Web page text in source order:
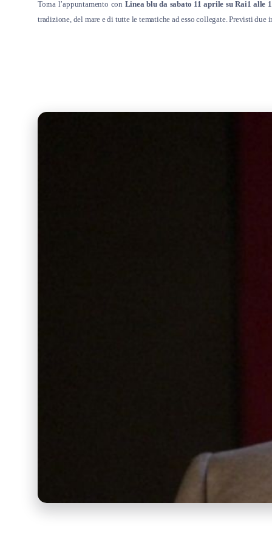
Torna l’appuntamento con Linea blu da sabato 11 aprile su Rai1 alle
tradizione, del mare e di tutte le tematiche ad esso collegate. Previsti due